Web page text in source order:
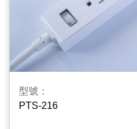
4.過載保護自動斷電紅燈
Breaker And Lighted Switch
使用中若自動斷電開關跳
將暫時不需使用之插座開關
源時按下“OFF”切斷本插座
識別插座是否正常工作.
型號：
PTS-216